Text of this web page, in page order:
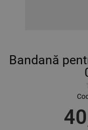
Bandană